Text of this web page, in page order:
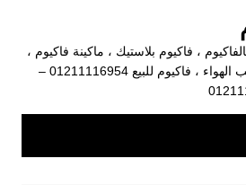
، فاكيوم بلاستيك ، ماكينة فاكيوم ،
ماكينة فاكيوم تغليف وسحب الهواء ، فاكيوم للبيع 01211116954 –